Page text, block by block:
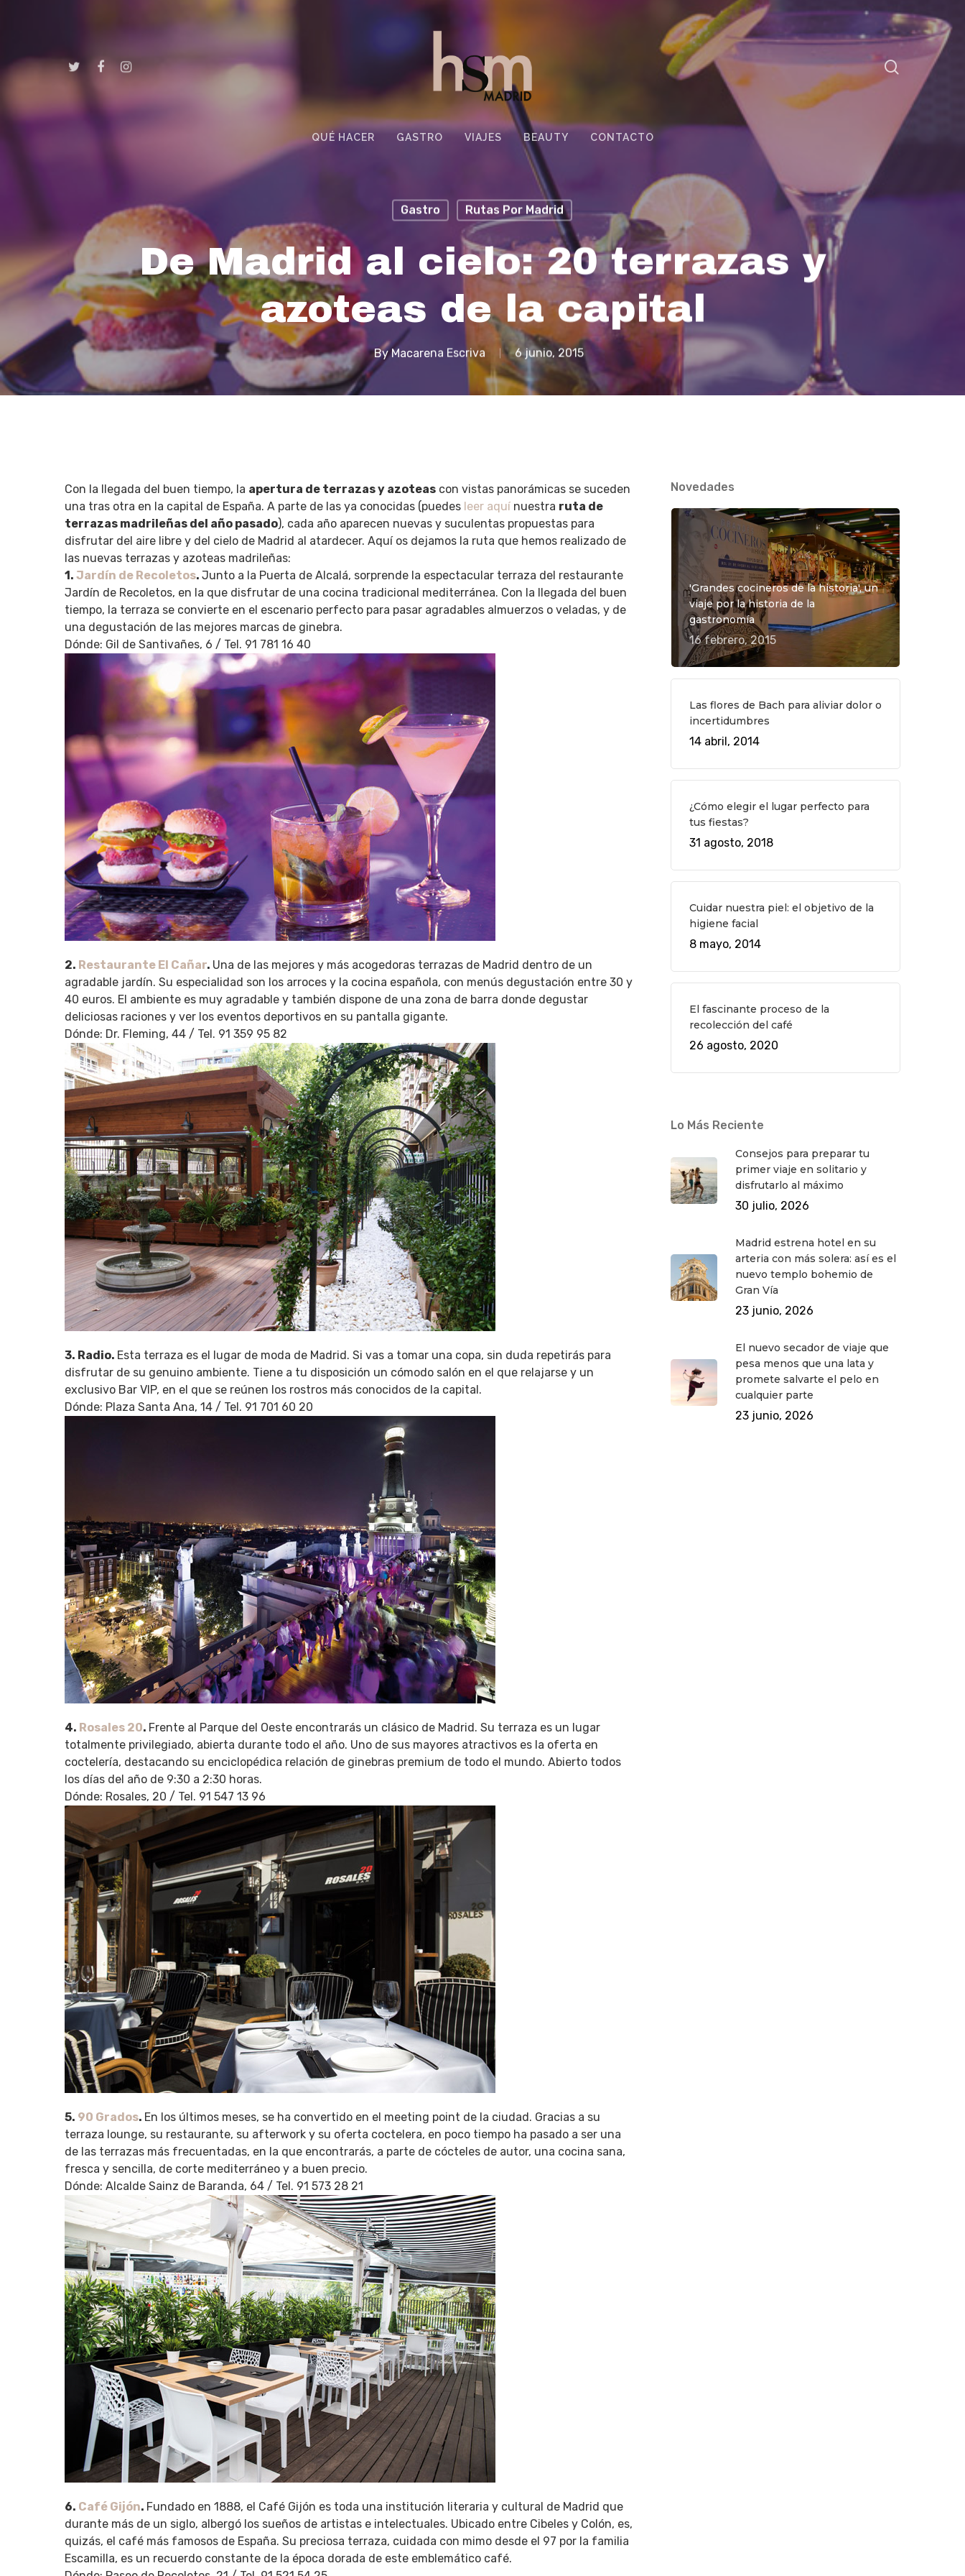
Hit enter to search or ESC to close
QUÉ HACER GASTRO VIAJES BEAUTY CONTACTO
Gastro Rutas Por Madrid
De Madrid al cielo: 20 terrazas y
azoteas de la capital
ByMacarena Escriva 6 junio, 2015
Con la llegada del buen tiempo, la apertura de terrazas y azoteas con vistas panorámicas se suceden
una tras otra en la capital de España. A parte de las ya conocidas (puedes leer aquí nuestra ruta de
terrazas madrileñas del año pasado), cada año aparecen nuevas y suculentas propuestas para
disfrutar del aire libre y del cielo de Madrid al atardecer. Aquí os dejamos la ruta que hemos realizado de
las nuevas terrazas y azoteas madrileñas:
1. Jardín de Recoletos. Junto a la Puerta de Alcalá, sorprende la espectacular terraza del restaurante
Jardín de Recoletos, en la que disfrutar de una cocina tradicional mediterránea. Con la llegada del buen
tiempo, la terraza se convierte en el escenario perfecto para pasar agradables almuerzos o veladas, y de
una degustación de las mejores marcas de ginebra.
Dónde: Gil de Santivañes, 6 / Tel. 91 781 16 40
2. Restaurante El Cañar. Una de las mejores y más acogedoras terrazas de Madrid dentro de un
agradable jardín. Su especialidad son los arroces y la cocina española, con menús degustación entre 30 y
40 euros. El ambiente es muy agradable y también dispone de una zona de barra donde degustar
deliciosas raciones y ver los eventos deportivos en su pantalla gigante.
Dónde: Dr. Fleming, 44 / Tel. 91 359 95 82
3. Radio. Esta terraza es el lugar de moda de Madrid. Si vas a tomar una copa, sin duda repetirás para
disfrutar de su genuino ambiente. Tiene a tu disposición un cómodo salón en el que relajarse y un
exclusivo Bar VIP, en el que se reúnen los rostros más conocidos de la capital.
Dónde: Plaza Santa Ana, 14 / Tel. 91 701 60 20
4. Rosales 20. Frente al Parque del Oeste encontrarás un clásico de Madrid. Su terraza es un lugar
totalmente privilegiado, abierta durante todo el año. Uno de sus mayores atractivos es la oferta en
coctelería, destacando su enciclopédica relación de ginebras premium de todo el mundo. Abierto todos
los días del año de 9:30 a 2:30 horas.
Dónde: Rosales, 20 / Tel. 91 547 13 96
5. 90 Grados. En los últimos meses, se ha convertido en el meeting point de la ciudad. Gracias a su
terraza lounge, su restaurante, su afterwork y su oferta coctelera, en poco tiempo ha pasado a ser una
de las terrazas más frecuentadas, en la que encontrarás, a parte de cócteles de autor, una cocina sana,
fresca y sencilla, de corte mediterráneo y a buen precio.
Dónde: Alcalde Sainz de Baranda, 64 / Tel. 91 573 28 21
6. Café Gijón. Fundado en 1888, el Café Gijón es toda una institución literaria y cultural de Madrid que
durante más de un siglo, albergó los sueños de artistas e intelectuales. Ubicado entre Cibeles y Colón, es,
quizás, el café más famosos de España. Su preciosa terraza, cuidada con mimo desde el 97 por la familia
Escamilla, es un recuerdo constante de la época dorada de este emblemático café.
Novedades
'Grandes cocineros de la historia', un
viaje por la historia de la
gastronomía
16 febrero, 2015
Las flores de Bach para aliviar dolor o
incertidumbres
14 abril, 2014
¿Cómo elegir el lugar perfecto para
tus fiestas?
31 agosto, 2018
Cuidar nuestra piel: el objetivo de la
higiene facial
8 mayo, 2014
El fascinante proceso de la
recolección del café
26 agosto, 2020
Lo Más Reciente
Consejos para preparar tu
primer viaje en solitario y
disfrutarlo al máximo
30 julio, 2026
Madrid estrena hotel en su
arteria con más solera: así es el
nuevo templo bohemio de
Gran Vía
23 junio, 2026
El nuevo secador de viaje que
pesa menos que una lata y
promete salvarte el pelo en
cualquier parte
23 junio, 2026